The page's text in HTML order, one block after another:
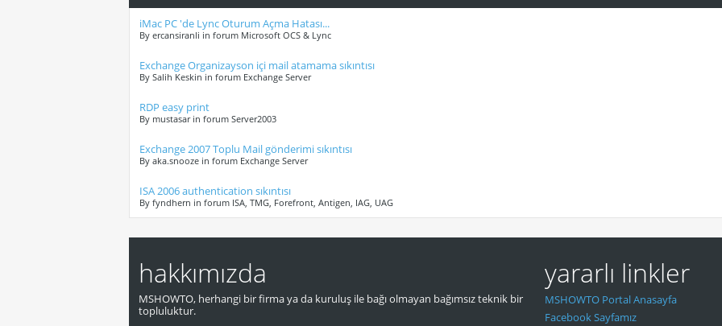
iMac PC 'de Lync Oturum Açma Hatası...
By ercansiranli in forum Microsoft OCS & Lync
Exchange Organizayson içi mail atamama sıkıntısı
By Salih Keskin in forum Exchange Server
RDP easy print
By mustasar in forum Server2003
Exchange 2007 Toplu Mail gönderimi sıkıntısı
By aka.snooze in forum Exchange Server
ISA 2006 authentication sıkıntısı
By fyndhern in forum ISA, TMG, Forefront, Antigen, IAG, UAG
hakkımızda
MSHOWTO, herhangi bir firma ya da kuruluş ile bağı olmayan bağımsız teknik bir
topluluktur.
yararlı linkler
MSHOWTO Portal Anasayfa
Facebook Sayfamız